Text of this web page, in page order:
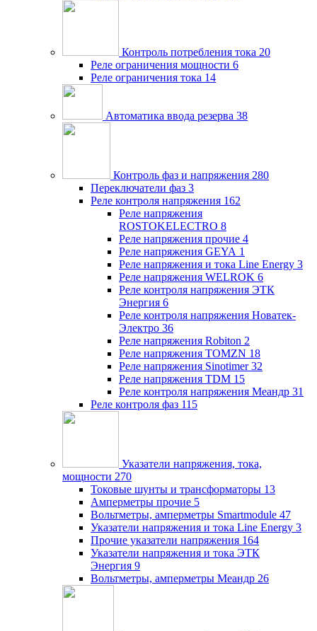
Контроль потребления тока 20
Реле ограничения мощности 6
Реле ограничения тока 14
Автоматика ввода резерва 38
Контроль фаз и напряжения 280
Переключатели фаз 3
Реле контроля напряжения 162
Реле напряжения
ROSTOKELECTRO 8
Реле напряжения прочие 4
Реле напряжения GEYA 1
Реле напряжения и тока Line Energy 3
Реле напряжения WELROK 6
Реле контроля напряжения ЭТК
Энергия 6
Реле контроля напряжения Новатек-
Электро 36
Реле напряжения Robiton 2
Реле напряжения TOMZN 18
Реле напряжения Sinotimer 32
Реле напряжения TDM 15
Реле контроля напряжения Меандр 31
Реле контроля фаз 115
Указатели напряжения, тока,
мощности 270
Токовые шунты и трансформаторы 13
Амперметры прочие 5
Вольтметры, амперметры Smartmodule 47
Указатели напряжения и тока Line Energy 3
Прочие указатели напряжения 164
Указатели напряжения и тока ЭТК
Энергия 9
Вольтметры, амперметры Меандр 26